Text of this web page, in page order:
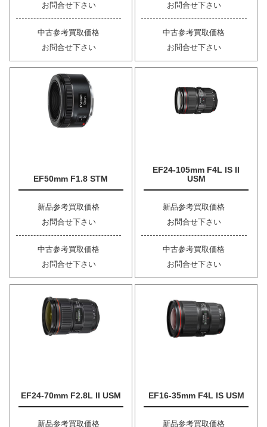
お問合せ下さい
中古参考買取価格
お問合せ下さい
お問合せ下さい
中古参考買取価格
お問合せ下さい
EF50mm F1.8 STM
新品参考買取価格
お問合せ下さい
中古参考買取価格
お問合せ下さい
EF24-105mm F4L IS II
USM
新品参考買取価格
お問合せ下さい
中古参考買取価格
お問合せ下さい
EF24-70mm F2.8L II USM
新品参考買取価格
EF16-35mm F4L IS USM
新品参考買取価格